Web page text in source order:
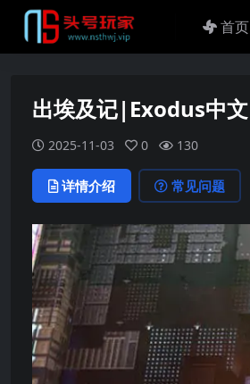
首页
出埃及记|Exodus中文
2025-11-03 0 130
详情介绍 常见问题